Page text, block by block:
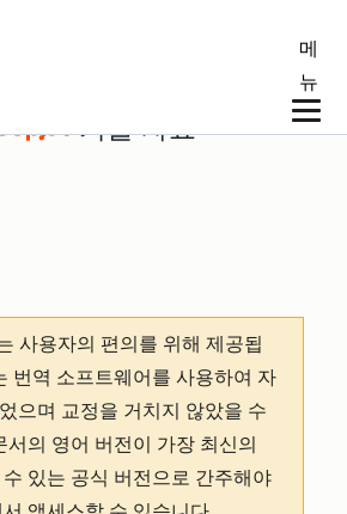
메
뉴
기술 자료
사용자의 편의를 위해 제공됩
번역 소프트웨어를 사용하여 자
으며 교정을 거치지 않았을 수
서의 영어 버전이 가장 최신의
있는 공식 버전으로 간주해야